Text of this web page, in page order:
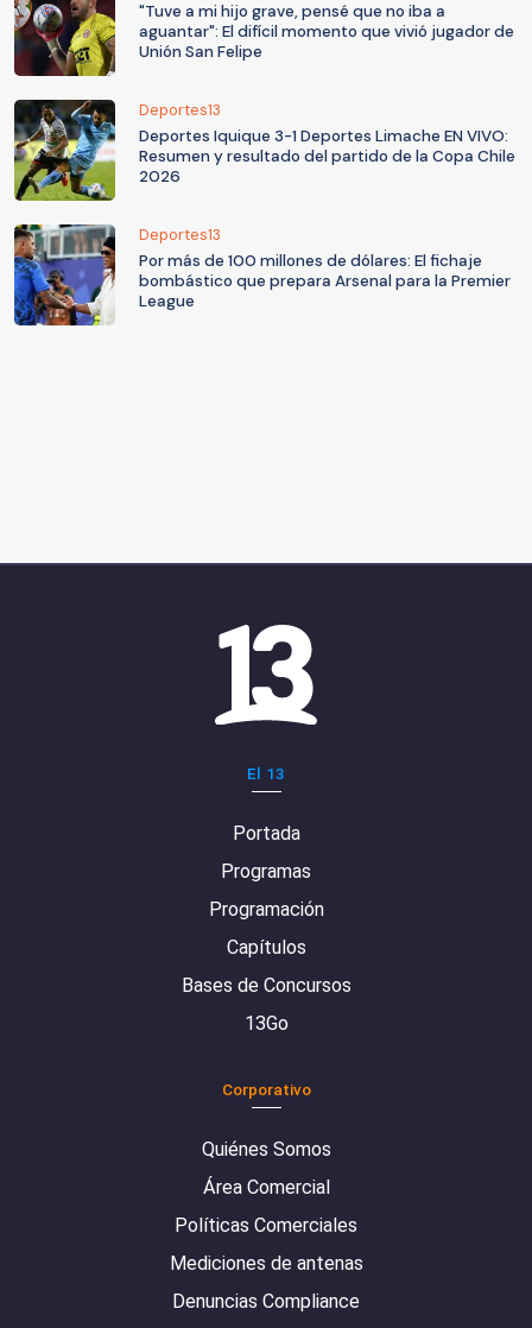
"Tuve a mi hijo grave, pensé que no iba a
aguantar": El difícil momento que vivió jugador de
Unión San Felipe
Deportes13
Deportes Iquique 3-1 Deportes Limache EN VIVO:
Resumen y resultado del partido de la Copa Chile
2026
Deportes13
Por más de 100 millones de dólares: El fichaje
bombástico que prepara Arsenal para la Premier
League
El 13
Portada
Programas
Programación
Capítulos
Bases de Concursos
13Go
Corporativo
Quiénes Somos
Área Comercial
Políticas Comerciales
Mediciones de antenas
Denuncias Compliance